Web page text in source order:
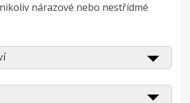
nárazové nebo nestřídmé